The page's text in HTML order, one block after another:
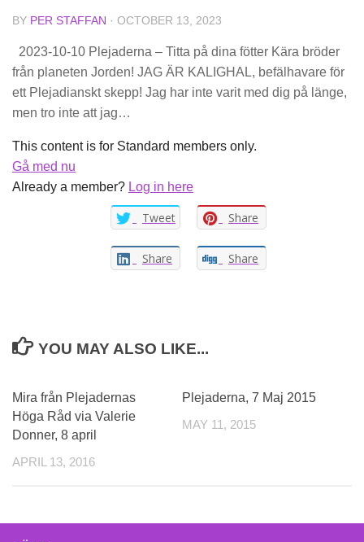
BY PER STAFFAN · OCTOBER 13, 2023
2023-10-10 Plejaderna – Titta på dina fötter Kära bröder
från planeten Jorden! JAG ÄR KALIGHAL, befälhavare för
ett Plejadianskt skepp! Jag har inte varit med dig på länge,
men tro inte att jag…
This content is for Standard members only.
Gå med nu
Already a member? Log in here
Tweet Share
Share Share
YOU MAY ALSO LIKE...
Mira från Plejadernas
Höga Råd via Valerie
Donner, 8 april
APRIL 13, 2016
Plejaderna, 7 Maj 2015
MAY 11, 2015